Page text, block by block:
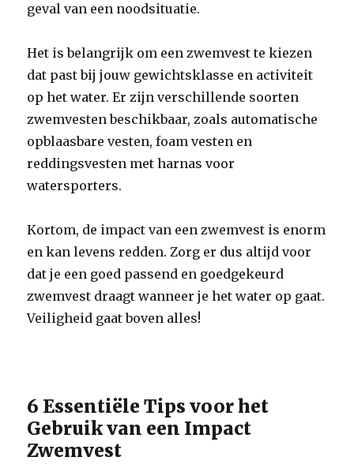
geval van een noodsituatie.
Het is belangrijk om een zwemvest te kiezen
dat past bij jouw gewichtsklasse en activiteit
op het water. Er zijn verschillende soorten
zwemvesten beschikbaar, zoals automatische
opblaasbare vesten, foam vesten en
reddingsvesten met harnas voor
watersporters.
Kortom, de impact van een zwemvest is enorm
en kan levens redden. Zorg er dus altijd voor
dat je een goed passend en goedgekeurd
zwemvest draagt wanneer je het water op gaat.
Veiligheid gaat boven alles!
6 Essentiële Tips voor het
Gebruik van een Impact
Zwemvest